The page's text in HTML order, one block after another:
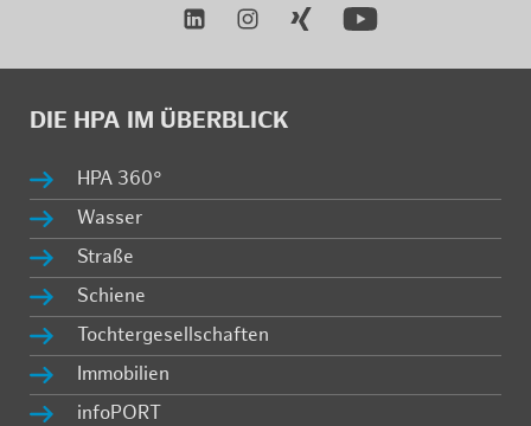
DIE HPA IM ÜBER­BLICK
HPA 360°
Was­ser
Stra­ße
Schie­ne
Toch­ter­ge­sell­schaf­ten
Im­mo­bi­li­en
in­fo­PORT